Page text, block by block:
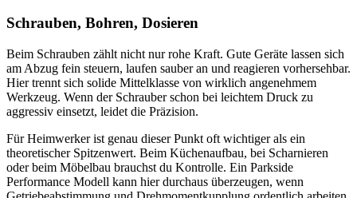
Schrauben, Bohren, Dosieren
Beim Schrauben zählt nicht nur rohe Kraft. Gute Geräte lassen sich
am Abzug fein steuern, laufen sauber an und reagieren vorhersehbar.
Hier trennt sich solide Mittelklasse von wirklich angenehmem
Werkzeug. Wenn der Schrauber schon bei leichtem Druck zu
aggressiv einsetzt, leidet die Präzision.
Für Heimwerker ist genau dieser Punkt oft wichtiger als ein
theoretischer Spitzenwert. Beim Küchenaufbau, bei Scharnieren
oder beim Möbelbau brauchst du Kontrolle. Ein Parkside
Performance Modell kann hier durchaus überzeugen, wenn